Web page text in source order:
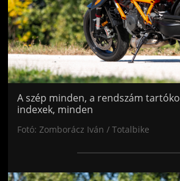
A szép minden, a rendszám
indexek, minden
Fotó: Zomborácz Iván / Totalbike